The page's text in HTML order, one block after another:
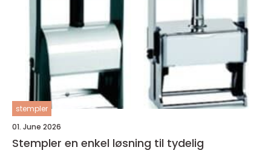
stempler
01. June 2026
Stempler en enkel løsning til tydelig